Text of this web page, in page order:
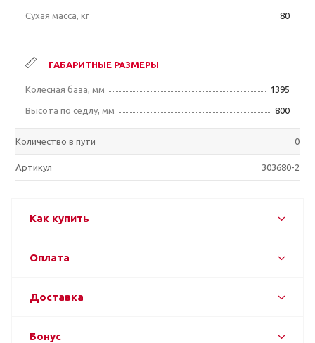
Сухая масса, кг 80
ГАБАРИТНЫЕ РАЗМЕРЫ
Колесная база, мм 1395
Высота по седлу, мм 800
Количество в пути 0
Артикул 303680-2
Как купить
Оплата
Доставка
Бонус